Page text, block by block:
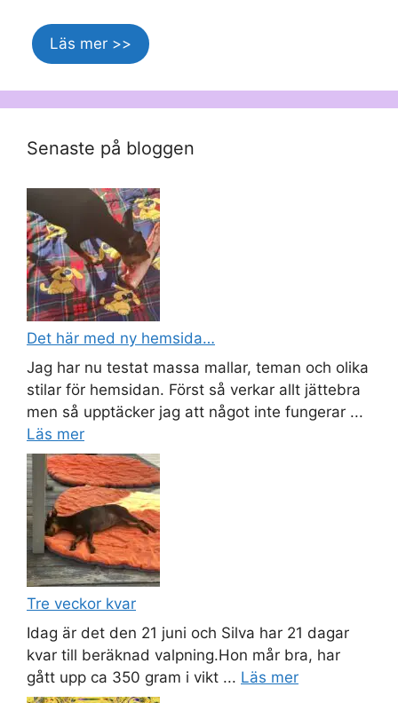
Läs mer >>
Senaste på bloggen
Det här med ny hemsida…
Jag har nu testat massa mallar, teman och olika
stilar för hemsidan. Först så verkar allt jättebra
men så upptäcker jag att något inte fungerar ...
Läs mer
Tre veckor kvar
Idag är det den 21 juni och Silva har 21 dagar
kvar till beräknad valpning.Hon mår bra, har
gått upp ca 350 gram i vikt ... Läs mer